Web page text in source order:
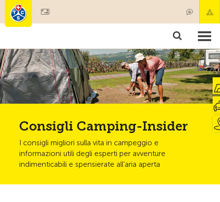
Societariato & prestazioni
Test, sicurezza & salute
Consigli Camping-Insider
I consigli migliori sulla vita in campeggio e
informazioni utili degli esperti per avventure
indimenticabili e spensierate all’aria aperta